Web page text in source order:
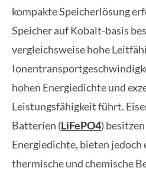
kompakte Speicherlösung
Speicher auf Kobalt-basis
vergleichsweise hohe
hohen Energiedichte und
Leistungsfähigkeit führt.
Batterien (LiFePO4)
Energiedichte, bieten jedoch
thermische und chemische